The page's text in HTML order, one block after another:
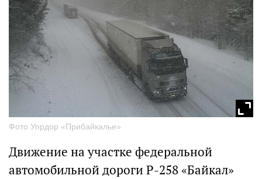
Фото Упрдор «Прибайкалье»
Движение на участке федеральной
автомобильной дороги Р-258 «Байкал»